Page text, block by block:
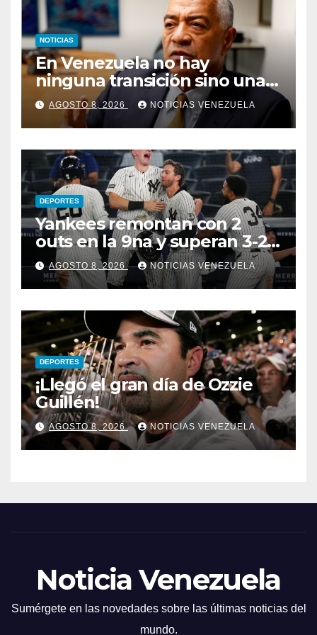
NOTICIAS
En Venezuela no hay
ninguna transición sino una
ocupación a la fuerza
AGOSTO 8, 2026 NOTICIAS VENEZUELA
DEPORTES
Yankees remontan con 2
outs en la 9na y superan 3-2 a
Bravos en 10 innings tras
larga lluvia
AGOSTO 8, 2026 NOTICIAS VENEZUELA
DEPORTES
¡Llegó el gran día de Ozzie
Guillén!
AGOSTO 8, 2026 NOTICIAS VENEZUELA
Noticia Venezuela
Sumérgete en las novedades sobre las últimas noticias del
mundo.